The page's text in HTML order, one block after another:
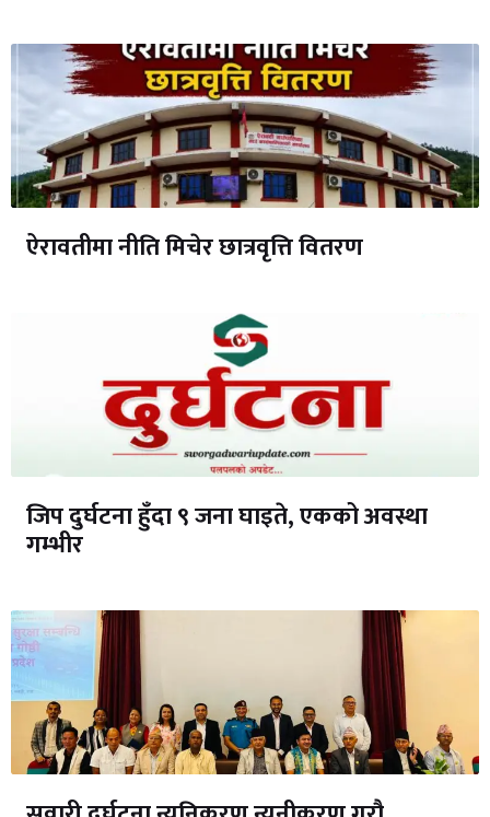
ऐरावतीमा नीति मिचेर छात्रवृत्ति वितरण
जिप दुर्घटना हुँदा ९ जना घाइते, एकको अवस्था
गम्भीर